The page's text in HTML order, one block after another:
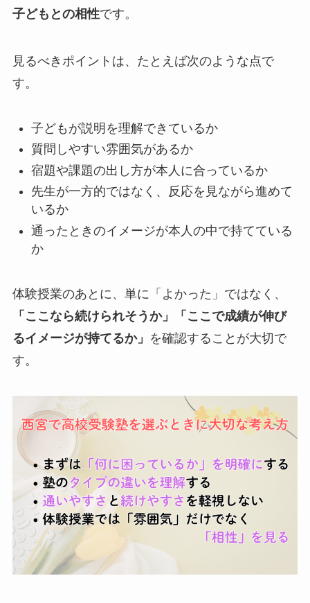
子どもとの相性です。
見るべきポイントは、たとえば次のような点で
す。
子どもが説明を理解できているか
質問しやすい雰囲気があるか
宿題や課題の出し方が本人に合っているか
先生が一方的ではなく、反応を見ながら進めて
いるか
通ったときのイメージが本人の中で持てている
か
体験授業のあとに、単に「よかった」ではなく、
「ここなら続けられそうか」「ここで成績が伸び
るイメージが持てるか」 を確認することが大切で
す。